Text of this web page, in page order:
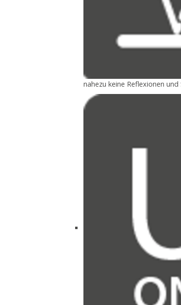
nahezu keine Reflexionen und